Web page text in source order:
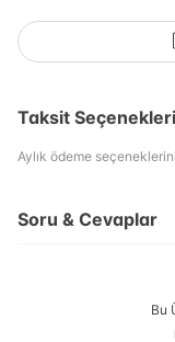
Taksit Seçenekleri
Aylık ödeme
Soru & Cevaplar
Bu